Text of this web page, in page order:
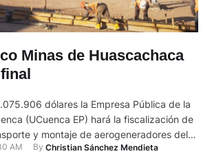
Minas de Huascachaca
dólares la Empresa Pública de la
(UCuenca EP) hará la fiscalización de
y montaje de aerogeneradores del
de Huascachaca. Igualmente,
AM By Christian Sánchez Mendieta